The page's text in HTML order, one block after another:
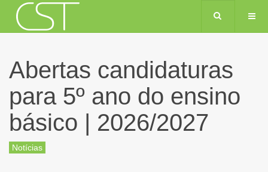
Abertas candidaturas
para 5º ano do ensino
básico | 2026/2027
Notícias